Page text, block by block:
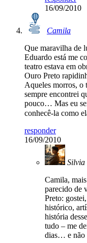
16/09/2010
Camila
Que maravilha de
Eduardo está me
teatro estava em
Ouro Preto
Aqueles morros, o
sempre encontrei
pouco… Mas eu
conhecê-la como
responder
16/09/2010
Camila,
parecido de
Preto:
histórico,
história
tudo – me
dias… e não